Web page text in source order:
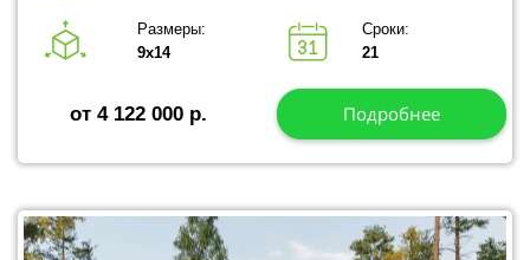
Размеры:
9х14
Сроки:
21
от 4 122 000 р. Подробнее